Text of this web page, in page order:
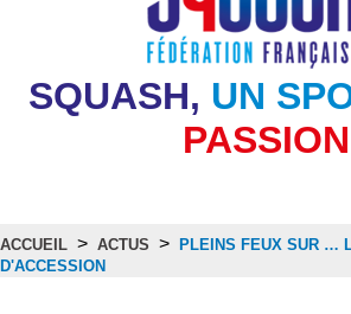
SQUASH, UN
PASSION
ACCUEIL > ACTUS > PLEINS FEUX SUR …
D'ACCESSION